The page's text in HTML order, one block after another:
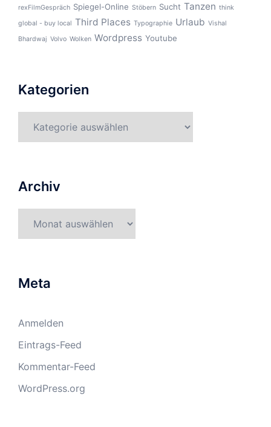
rexFilmGespräch Spiegel-Online Stöbern Sucht Tanzen think
global - buy local Third Places Typographie Urlaub Vishal
Bhardwaj Volvo Wolken Wordpress Youtube
Kategorien
Archiv
Meta
Anmelden
Eintrags-Feed
Kommentar-Feed
WordPress.org